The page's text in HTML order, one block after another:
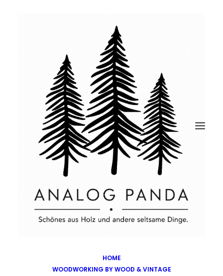
HOME
WOODWORKING BY WOOD & VINTAGE